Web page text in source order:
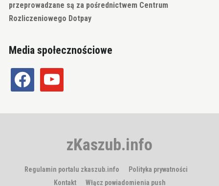
przeprowadzane są za pośrednictwem Centrum
Rozliczeniowego Dotpay
Media społecznościowe
facebook youtube
zKaszub.info
Regulamin portalu zkaszub.info
Polityka prywatności
Kontakt
Włącz powiadomienia push